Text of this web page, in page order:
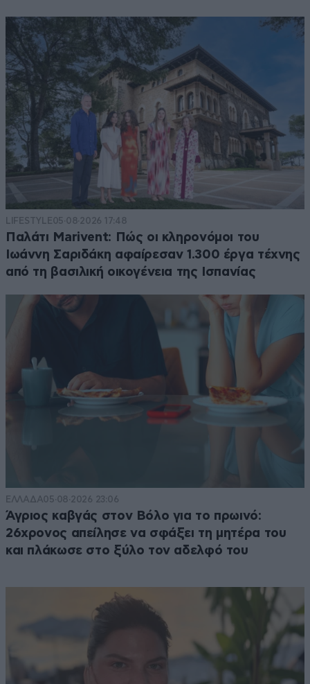
Απαντήστε 0
ΕΧΕΤΕ 09·07·2025 17:00
Έχετε χάσει κάθε αξιοπρέπεια , πιστότητα ο κόσμος
το έχει καταλάβει και σας έχει γυρίσει την πλάτη ……
Απαντήστε 1
LIFESTYLE05·08·2026 17:48
Παλάτι Marivent: Πώς οι κληρονόμοι του
Ιωάννη Σαριδάκη αφαίρεσαν 1.300 έργα τέχνης
από τη βασιλική οικογένεια της Ισπανίας
ΕΛΛΑΔΑ05·08·2026 23:06
Άγριος καβγάς στον Βόλο για το πρωινό:
26χρονος απείλησε να σφάξει τη μητέρα του
και πλάκωσε στο ξύλο τον αδελφό του